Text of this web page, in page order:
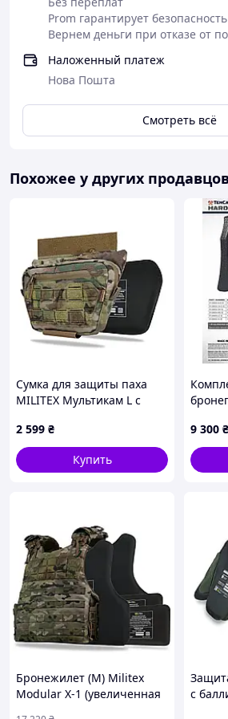
Prom гарантирует безопасность
Вернем деньги при отказе от
Наложенный платеж
Нова Пошта
Смотреть всё
Похожее у других
Сумка для защиты паха
MILITEX Мультикам L с
класса
2 599 ₴
Купить
2,18
США
9 300 ₴
Бронежилет (M) Militex
Modular X-1 (увеличенная
с